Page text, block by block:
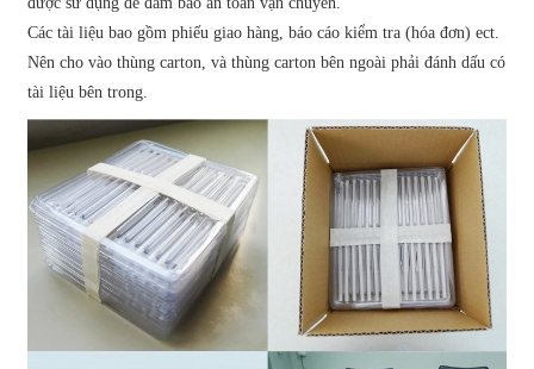
Các tài liệu bao gồm phiếu giao hàng, báo cáo kiểm tra (hóa đơn) ect.
Nên cho vào thùng carton, và thùng carton bên ngoài phải đánh dấu có
tài liệu bên trong.